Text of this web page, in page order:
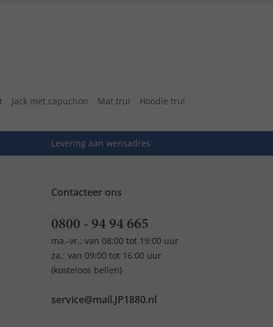
Jack met capuchon Mat trui Hoodie trui
Levering aan wensadres
Contacteer ons
0800 - 94 94 665
ma.-vr.: van 08:00 tot 19:00 uur
za.: van 09:00 tot 16:00 uur
(kosteloos bellen)
service@mail.JP1880.nl